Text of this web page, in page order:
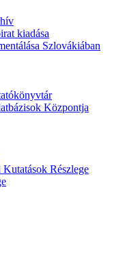
kiadása
Szlovákiában
Központja
Részlege